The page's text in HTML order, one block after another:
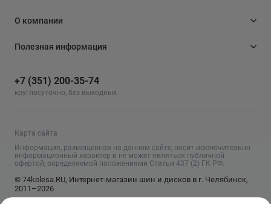
О компании
Полезная информация
+7 (351) 200-35-74
круглосуточно, без выходных
Карта сайта
Информация, размещенная на данном сайте, носит исключительно
информационный характер и не может являться публичной
офертой, определяемой положениями Статьи 437 (2) ГК РФ.
© 74kolesa.RU, Интернет-магазин шин и дисков в г. Челябинск,
2011–2026